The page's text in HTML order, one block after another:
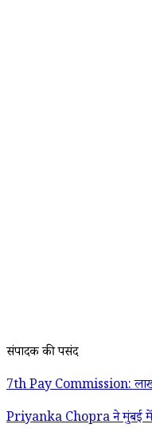
संपादक की पसंद
7th Pay Commission: लाखों
Priyanka Chopra ने मुंबई में